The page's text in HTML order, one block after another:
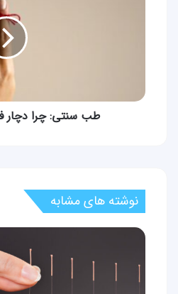
طب سنتی: چرا دچار
نوشته های مشابه